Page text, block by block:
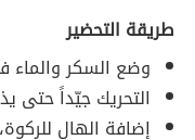
طريقة التحضير
وضع السكر والماء
التحريك جيّداً حتى
إضافة الهال